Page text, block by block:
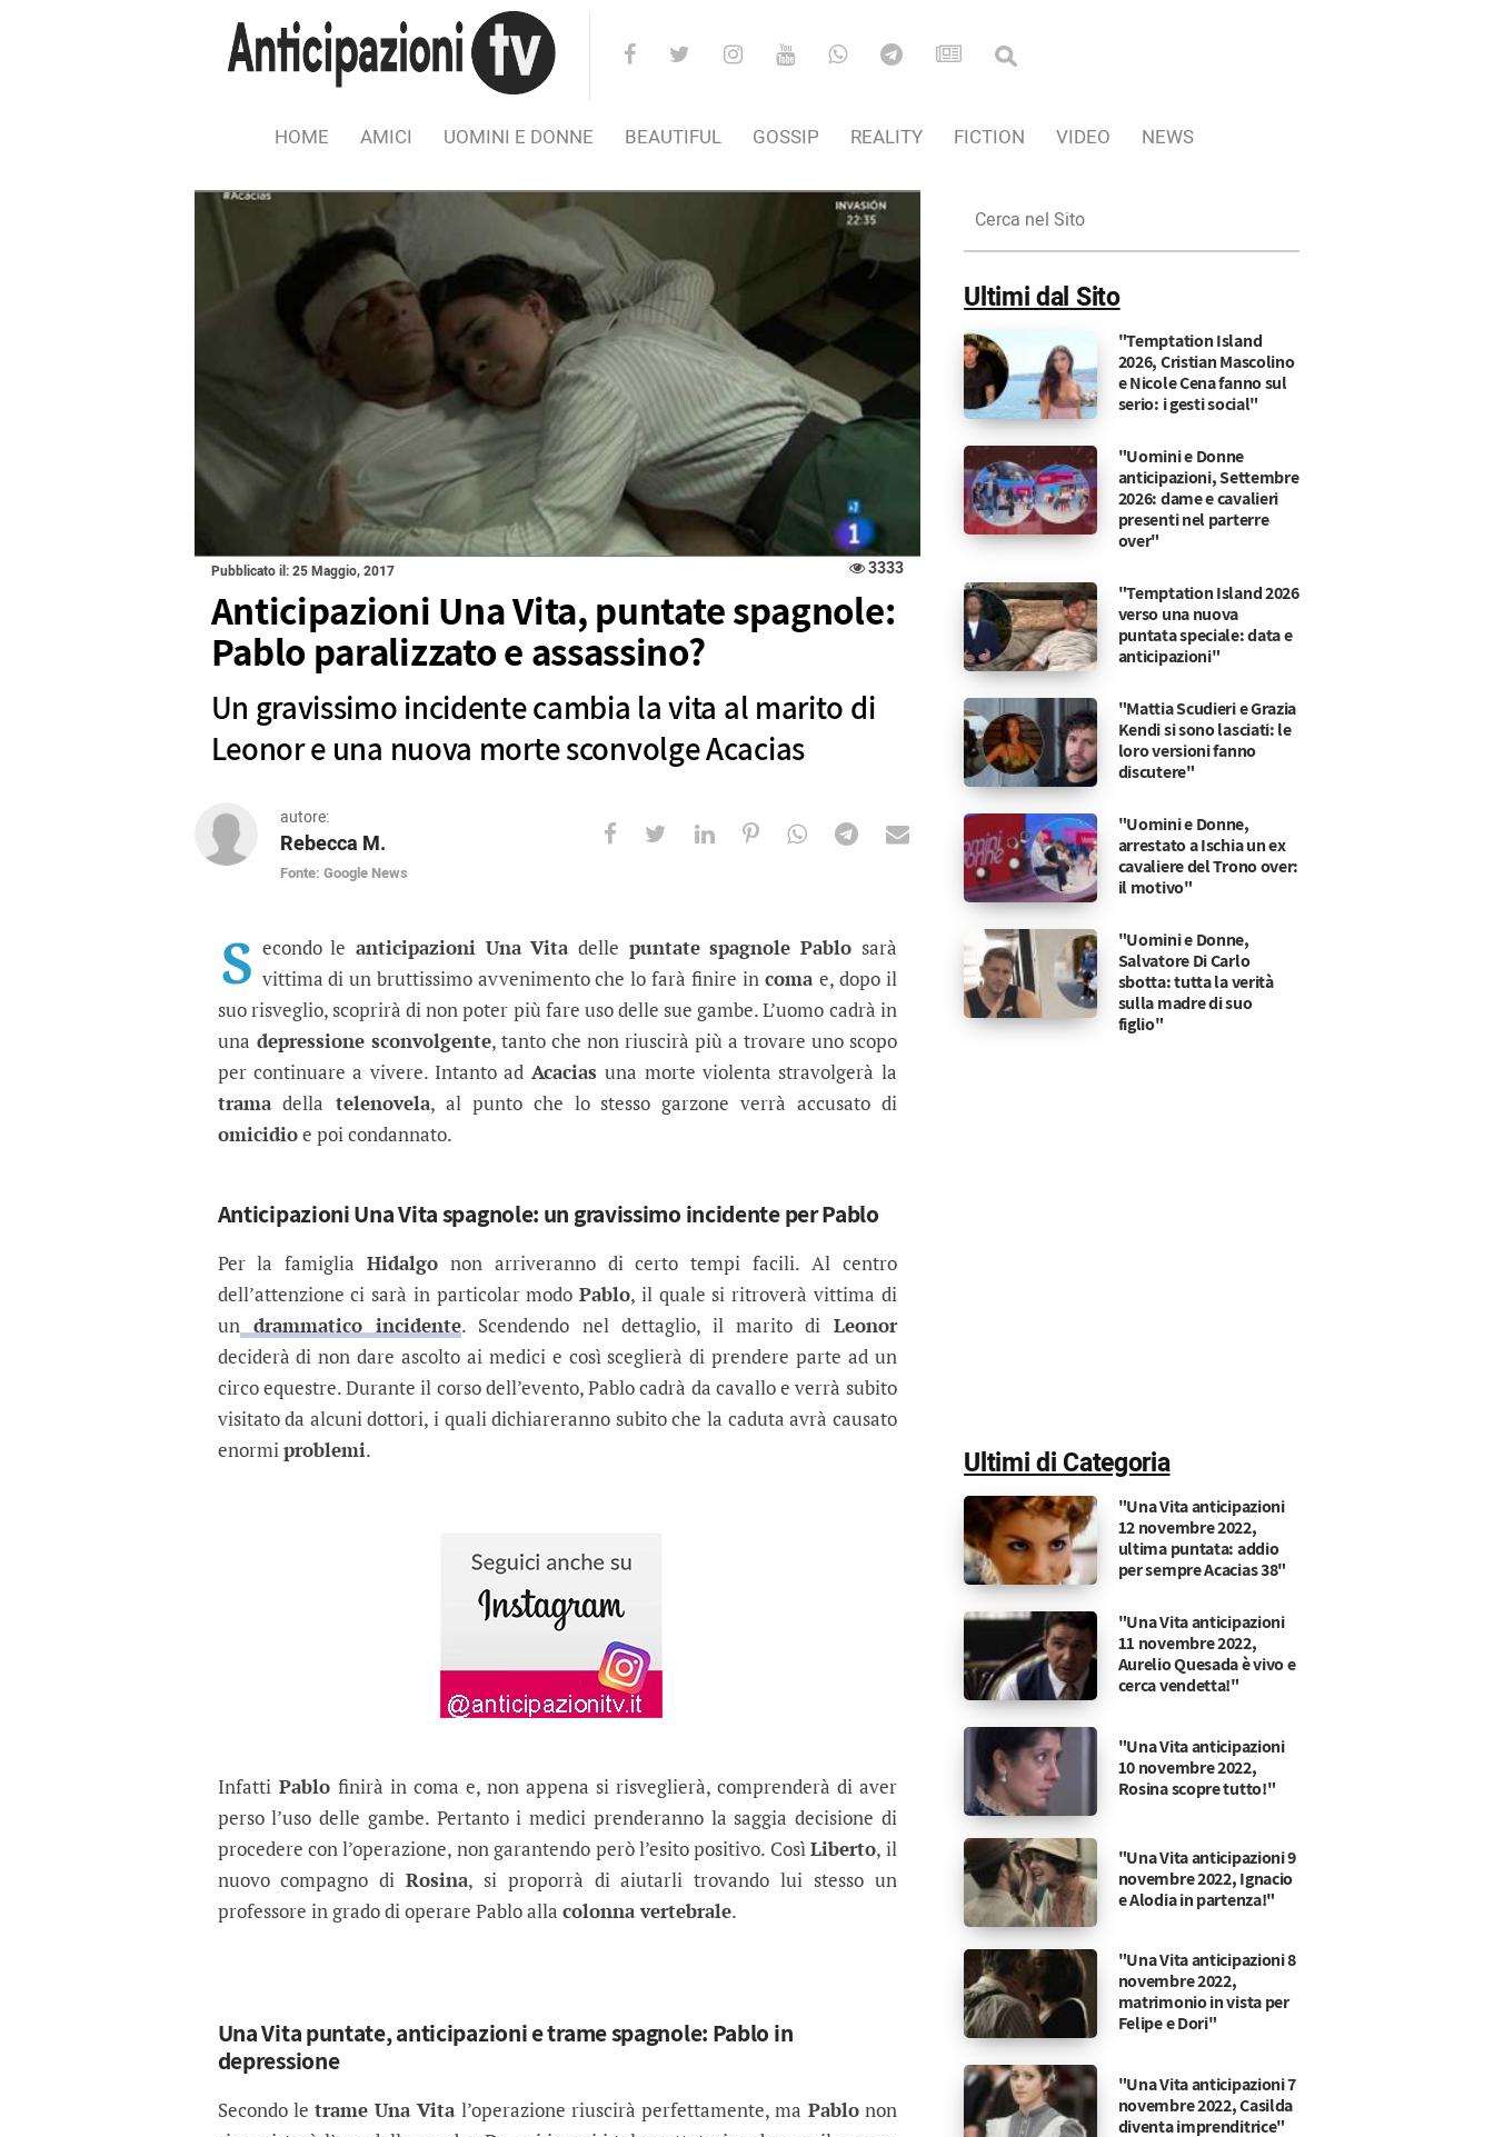
HOME AMICI UOMINI E DONNE BEAUTIFUL GOSSIP REALITY FICTION VIDEO NEWS
Pubblicato il: 25 Maggio, 2017 3333
Anticipazioni Una Vita, puntate spagnole:
Pablo paralizzato e assassino?
Un gravissimo incidente cambia la vita al marito di
Leonor e una nuova morte sconvolge Acacias
autore:
Rebecca M.
Fonte: Google News
Anticipazioni Una Vita, puntate spagnole: Pablo paralizzato e assassino?
Un gravissimo incidente cambia la vita al marito di Leonor e una nuova morte sconvolge Acacias
S econdo le anticipazioni Una Vita delle puntate spagnole Pablo sarà
vittima di un bruttissimo avvenimento che lo farà finire incomae, dopo il
suo risveglio, scoprirà di non poter più fare uso delle sue gambe. L’uomo cadrà in
una depressione sconvolgente, tanto che non riuscirà più a trovare uno scopo
per continuare a vivere. Intanto ad Acaciasuna morte violenta stravolgerà la
tramadella telenovela, al punto che lo stesso garzone verrà accusato di
omicidioe poi condannato.
Anticipazioni Una Vita spagnole: un gravissimo incidente per Pablo
Per la famigliaHidalgo non arriveranno di certo tempi facili. Al centro
dell’attenzione ci sarà in particolar modoPablo, il quale si ritroverà vittima di
undrammatico incidente. Scendendo nel dettaglio, il marito di Leonor
deciderà di non dare ascolto ai medici e così sceglierà di prendere parte ad un
circo equestre. Durante il corso dell’evento, Pablo cadrà da cavallo e verrà subito
visitato da alcuni dottori, i quali dichiareranno subito che la caduta avrà causato
enormiproblemi.
InfattiPablo finirà in coma e, non appena si risveglierà, comprenderà di aver
perso l’uso delle gambe. Pertanto i medici prenderanno la saggia decisione di
procedere con l’operazione, non garantendo però l’esito positivo. CosìLiberto, il
nuovo compagno diRosina, si proporrà di aiutarli trovando lui stesso un
professore in grado di operare Pablo alla colonna vertebrale.
Una Vita puntate, anticipazioni e trame spagnole: Pablo in
depressione
Secondo letrame Una Vital’operazione riuscirà perfettamente, ma Pablonon
nel
Sito
Ultimi dal Sito
"Temptation Island
2026, Cristian Mascolino
e Nicole Cena fanno sul
serio: i gesti social"
"Uomini e Donne
anticipazioni, Settembre
2026: dame e cavalieri
presenti nel parterre
over"
"Temptation Island 2026
verso una nuova
puntata speciale: data e
anticipazioni"
"Mattia Scudieri e Grazia
Kendi si sono lasciati: le
loro versioni fanno
discutere"
"Uomini e Donne,
arrestato a Ischia un ex
cavaliere del Trono over:
il motivo"
"Uomini e Donne,
Salvatore Di Carlo
sbotta: tutta la verità
sulla madre di suo
figlio"
Ultimi di Categoria
"Una Vita anticipazioni
12 novembre 2022,
ultima puntata: addio
per sempre Acacias 38"
"Una Vita anticipazioni
11 novembre 2022,
Aurelio Quesada è vivo e
cerca vendetta!"
"Una Vita anticipazioni
10 novembre 2022,
Rosina scopre tutto!"
"Una Vita anticipazioni 9
novembre 2022, Ignacio
e Alodia in partenza!"
"Una Vita anticipazioni 8
novembre 2022,
matrimonio in vista per
Felipe e Dori"
"Una Vita anticipazioni 7
novembre 2022, Casilda
diventa imprenditrice"